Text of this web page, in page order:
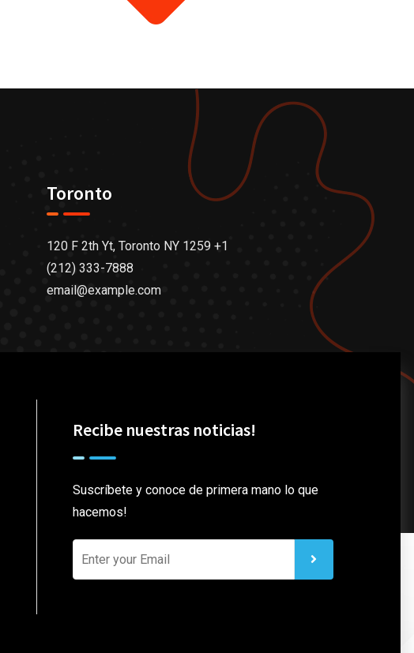
Toronto
120 F 2th Yt, Toronto NY 1259 +1
(212) 333-7888
email@example.com
Recibe nuestras noticias!
Suscríbete y conoce de primera mano lo que
hacemos!